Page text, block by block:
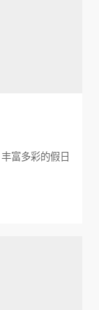
富多彩的假日